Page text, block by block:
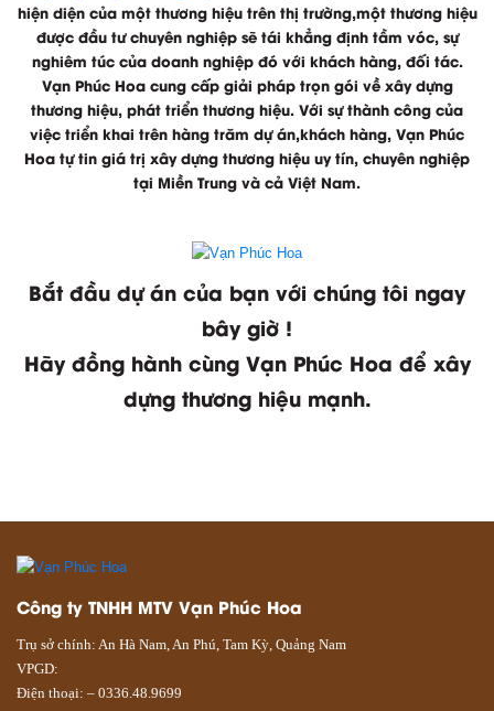
hiện diện của một thương hiệu trên thị trường,một thương hiệu
được đầu tư chuyên nghiệp sẽ tái khẳng định tầm vóc, sự
nghiêm túc của doanh nghiệp đó với khách hàng, đối tác.
Vạn Phúc Hoa cung cấp giải pháp trọn gói về xây dựng
thương hiệu, phát triển thương hiệu. Với sự thành công của
việc triển khai trên hàng trăm dự án,khách hàng, Vạn Phúc
Hoa tự tin giá trị xây dựng thương hiệu uy tín, chuyên nghiệp
tại Miền Trung và cả Việt Nam.
Bắt đầu dự án của bạn với chúng tôi ngay
bây giờ !
Hãy đồng hành cùng Vạn Phúc Hoa để xây
dựng thương hiệu mạnh.
Công ty TNHH MTV Vạn Phúc Hoa
Trụ sở chính: An Hà Nam, An Phú, Tam Kỳ, Quảng Nam
VPGD:
Điện thoại: – 0336.48.9699